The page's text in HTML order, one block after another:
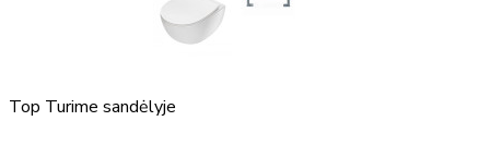
Top Turime sandėlyje